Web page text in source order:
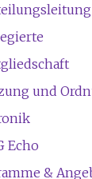
und
Echo
&